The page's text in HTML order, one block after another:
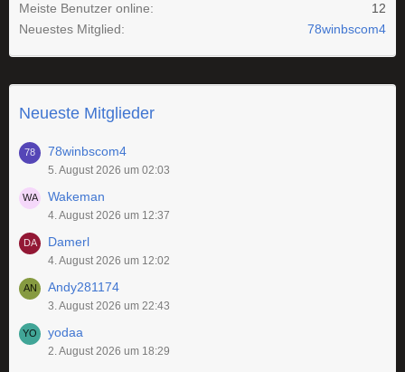
Meiste Benutzer online
12
Neuestes Mitglied
78winbscom4
Neueste Mitglieder
78winbscom4
5. August 2026 um 02:03
Wakeman
4. August 2026 um 12:37
Damerl
4. August 2026 um 12:02
Andy281174
3. August 2026 um 22:43
yodaa
2. August 2026 um 18:29